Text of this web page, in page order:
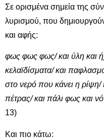
Σε ορισμένα σημεία της
λυρισμού, που
και αφής:
φως φως φως/ και ύλη και
κελαϊδίσματα/ και
στο νερό που κάνει η ρίψη/
πέτρας/ και πάλι φως και
13)
Και πιο κάτω: